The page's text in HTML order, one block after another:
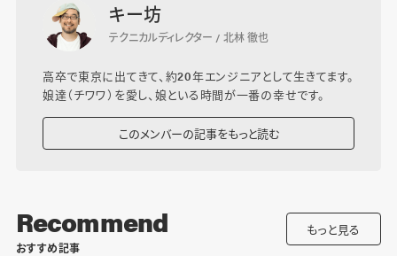
キー坊
テクニカルディレクター / 北林 徹也
高卒で東京に出てきて、約20年エンジニアとして生きてます。
娘達（チワワ）を愛し、娘といる時間が一番の幸せです。
このメンバーの記事をもっと読む
Recommend
おすすめ記事
もっと見る